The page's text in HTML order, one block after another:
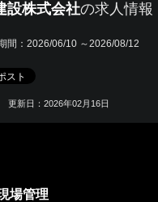
設株式会社の求人情報
間： 2026/06/10 ～2026/08/12
更新日：2026年02月16日
場管理